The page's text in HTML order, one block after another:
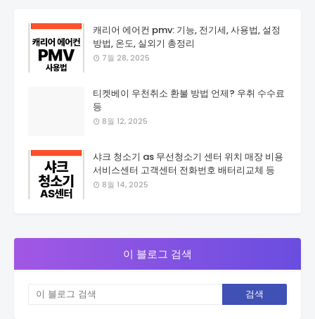
캐리어 에어컨 pmv: 기능, 전기세, 사용법, 설정
방법, 온도, 실외기 총정리
7월 28, 2025
티켓베이 우천취소 환불 방법 언제? 우취 수수료
등
8월 12, 2025
샤크 청소기 as 무선청소기 센터 위치 매장 비용
서비스센터 고객센터 전화번호 배터리교체 등
8월 14, 2025
이 블로그 검색